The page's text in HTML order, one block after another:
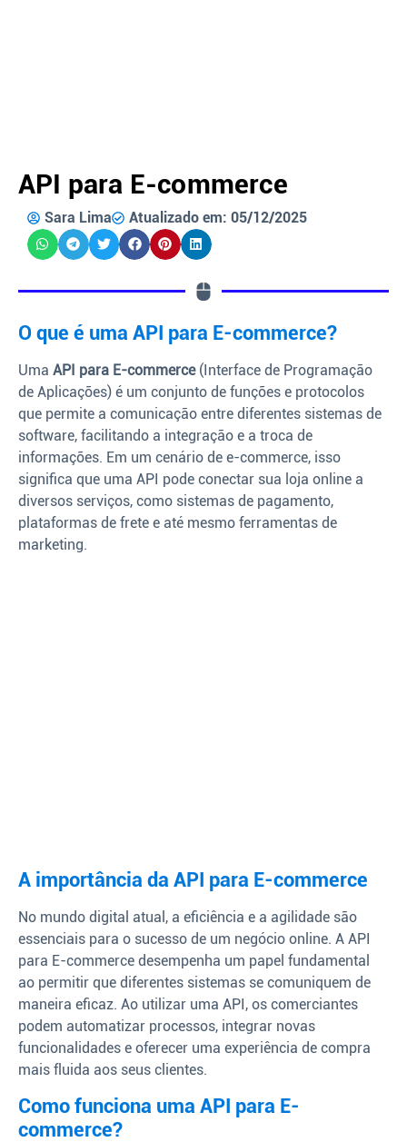
API para E-commerce
Sara Lima Atualizado em: 05/12/2025
O que é uma API para E-commerce?
Uma API para E-commerce(Interface de Programação
de Aplicações) é um conjunto de funções e protocolos
que permite a comunicação entre diferentes sistemas de
software, facilitando a integração e a troca de
informações. Em um cenário de e-commerce, isso
significa que uma API pode conectar sua loja online a
diversos serviços, como sistemas de pagamento,
plataformas de frete e até mesmo ferramentas de
marketing.
A importância da API para E-commerce
No mundo digital atual, a eficiência e a agilidade são
essenciais para o sucesso de um negócio online. A API
para E-commerce desempenha um papel fundamental
ao permitir que diferentes sistemas se comuniquem de
maneira eficaz. Ao utilizar uma API, os comerciantes
podem automatizar processos, integrar novas
funcionalidades e oferecer uma experiência de compra
mais fluida aos seus clientes.
Como funciona uma API para E-
commerce?